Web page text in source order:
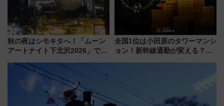
秋の夜はシモキタへ！「ムーン
アートナイト下北沢2026」でイ
を満喫しよう
全国1位は小田原のタワーマンシ
ョン！新幹線通勤が変える？